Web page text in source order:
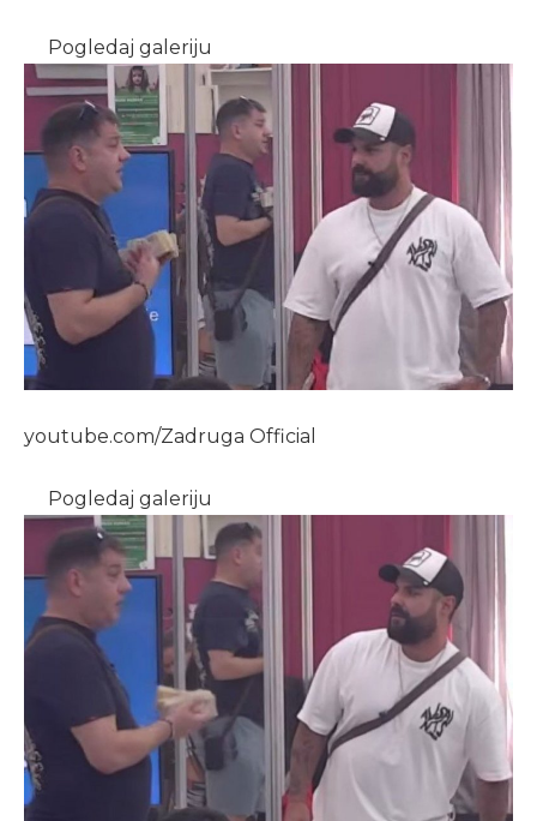
Pogledaj galeriju
youtube.com/Zadruga Official
Pogledaj galeriju